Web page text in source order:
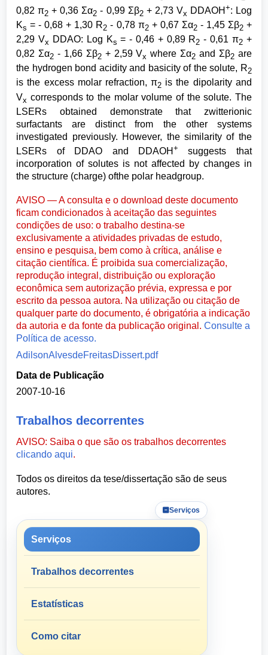
0,82 π2 + 0,36 Σα2 - 0,99 Σβ2+ 2,73 Vx DDAOH +: Log
Ks = - 0,68 + 1,30 R2 - 0,78 π2+ 0,67 Σα2- 1,45 Σβ2+
2,29 Vx DDAO: Log Ks = - 0,46 + 0,89 R2 - 0,61 π2+
0,82 Σα2 - 1,66 Σβ2+ 2,59 Vx where Σα2 and Σβ2are
the hydrogen bond acidity and basicity of the solute, R2
is the excess molar refraction, π2 is the dipolarity and
Vx corresponds to the molar volume of the solute. The
LSERs obtained demonstrate that zwitterionic
surfactants are distinct from the other systems
investigated previously. However, the similarity of the
LSERs of DDAO and DDAOH +
suggests that
incorporation of solutes is not affected by changes in
the structure (charge) ofthe polar headgroup.
AVISO — A consulta e o download deste documento
ficam condicionados à aceitação das seguintes
condições de uso: o trabalho destina-se
exclusivamente a atividades privadas de estudo,
ensino e pesquisa, bem como à crítica, análise e
citação científica. É proibida sua comercialização,
reprodução integral, distribuição ou exploração
econômica sem autorização prévia, expressa e por
escrito da pessoa autora. Na utilização ou citação de
qualquer parte do documento, é obrigatória a indicação
da autoria e da fonte da publicação original.Consulte a
Política de acesso.
AdilsonAlvesdeFreitasDissert.pdf
Data de Publicação
2007-10-16
Trabalhos decorrentes
AVISO: Saiba o que são os trabalhos decorrentes
clicando aqui.
Todos os direitos da tese/dissertação são de seus
autores.
Serviços
Serviços
Trabalhos decorrentes
Estatísticas
Como citar